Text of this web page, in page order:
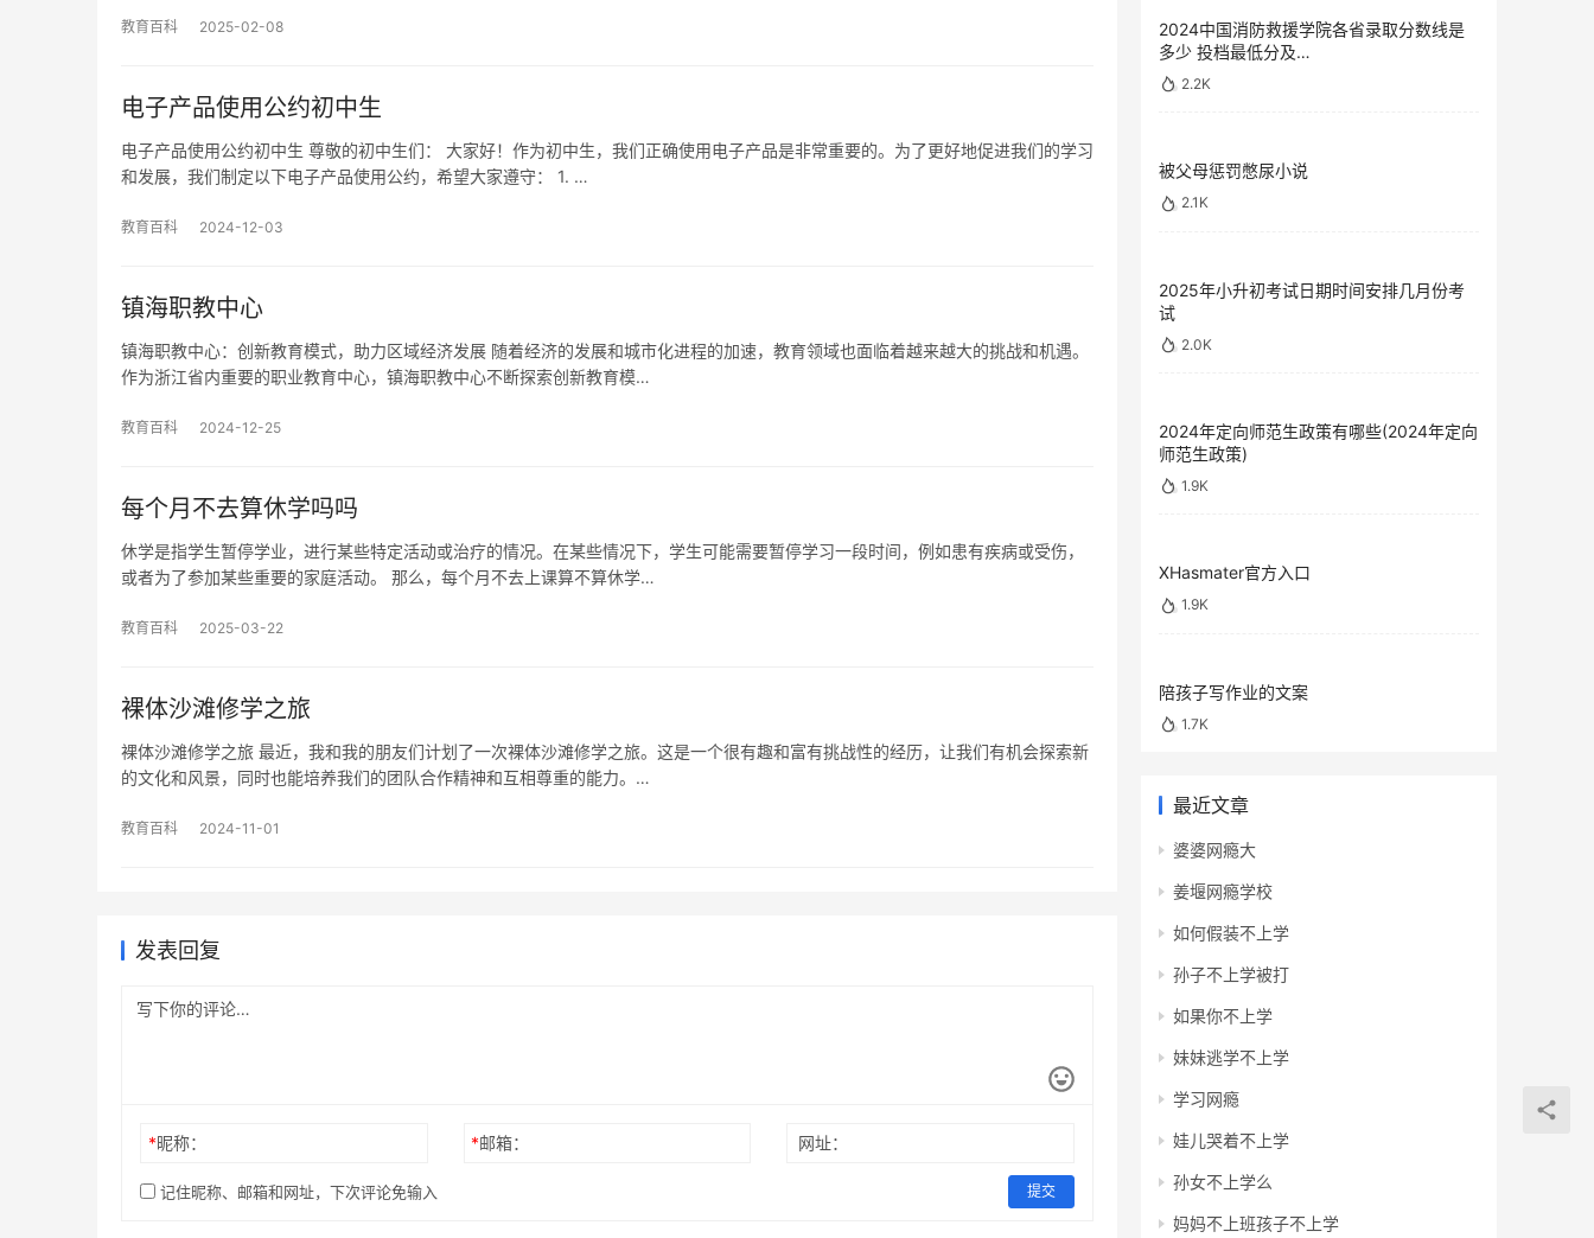
教育百科 2025-02-08
电子产品使用公约初中生
电子产品使用公约初中生 尊敬的初中生们： 大家好！作为初中生，我们正确使用电子产品是非常重要的。为了更好地促进我们的学习
和发展，我们制定以下电子产品使用公约，希望大家遵守： 1. …
教育百科 2024-12-03
镇海职教中心
镇海职教中心：创新教育模式，助力区域经济发展 随着经济的发展和城市化进程的加速，教育领域也面临着越来越大的挑战和机遇。
作为浙江省内重要的职业教育中心，镇海职教中心不断探索创新教育模…
教育百科 2024-12-25
每个月不去算休学吗吗
休学是指学生暂停学业，进行某些特定活动或治疗的情况。在某些情况下，学生可能需要暂停学习一段时间，例如患有疾病或受伤，
或者为了参加某些重要的家庭活动。 那么，每个月不去上课算不算休学…
教育百科 2025-03-22
裸体沙滩修学之旅
裸体沙滩修学之旅 最近，我和我的朋友们计划了一次裸体沙滩修学之旅。这是一个很有趣和富有挑战性的经历，让我们有机会探索新
的文化和风景，同时也能培养我们的团队合作精神和互相尊重的能力。…
教育百科 2024-11-01
发表回复
*昵称： *邮箱： 网址：
记住昵称、邮箱和网址，下次评论免输入 提交
2024中国消防救援学院各省录取分数线是
多少 投档最低分及…
2.2K
被父母惩罚憋尿小说
2.1K
2025年小升初考试日期时间安排几月份考
试
2.0K
2024年定向师范生政策有哪些(2024年定向
师范生政策)
1.9K
XHasmater官方入口
1.9K
陪孩子写作业的文案
1.7K
最近文章
婆婆网瘾大
姜堰网瘾学校
如何假装不上学
孙子不上学被打
如果你不上学
妹妹逃学不上学
学习网瘾
娃儿哭着不上学
孙女不上学么
妈妈不上班孩子不上学